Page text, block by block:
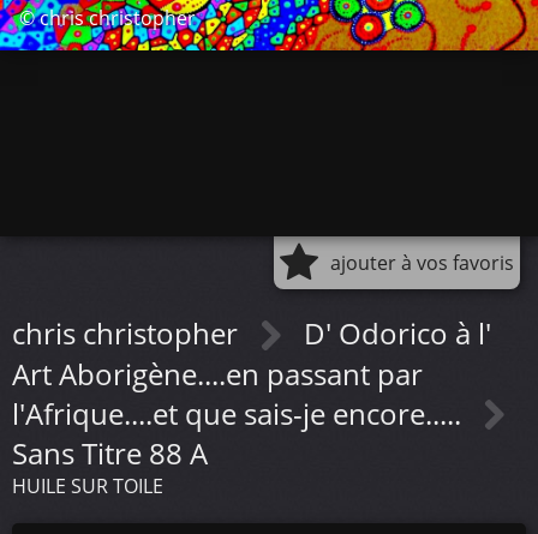
© chris christopher
ajouter à vos favoris
chris christopher
D' Odorico à l'
Art Aborigène....en passant par
l'Afrique....et que sais-je encore.....
Sans Titre 88 A
HUILE SUR TOILE